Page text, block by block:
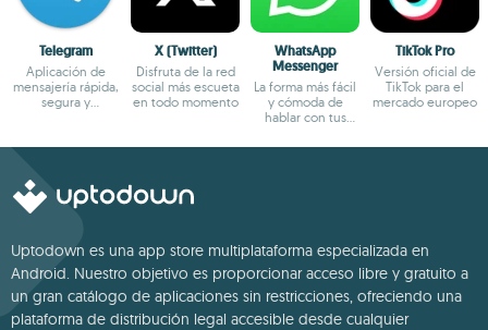
Telegram
Aplicación de
mensajería rápida,
segura y
X (Twitter)
Disfruta de la red
social más escueta
en todo momento
WhatsApp
Messenger
La forma más fácil
y cómoda de
hablar con tus
TikTok Pro
Versión oficial de
TikTok para el
mercado europeo
Uptodown es una app store multiplataforma especializada en
Android. Nuestro objetivo es proporcionar acceso libre y gratuito a
un gran catálogo de aplicaciones sin restricciones, ofreciendo una
plataforma de distribución legal accesible desde cualquier